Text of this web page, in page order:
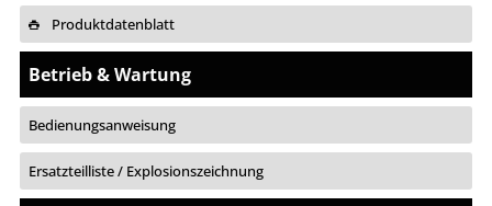
Produktdatenblatt
Betrieb & Wartung
Bedienungsanweisung
Ersatzteilliste / Explosionszeichnung